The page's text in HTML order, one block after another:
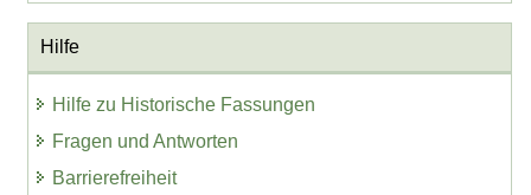
Hilfe
Hilfe zu Historische Fassungen
Fragen und Antworten
Barrierefreiheit